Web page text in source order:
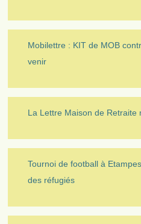
Mobilettre : KIT de MOB
venir
La Lettre Maison de Retraite
Tournoi de football à
des réfugiés